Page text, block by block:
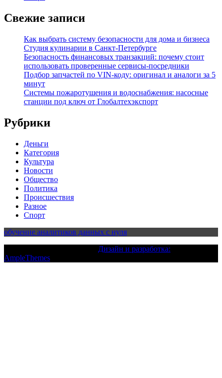
Свежие записи
Как выбрать систему безопасности для дома и бизнеса
Студия кулинарии в Санкт-Петербурге
Безопасность финансовых транзакций: почему стоит
использовать проверенные сервисы-посредники
Подбор запчастей по VIN-коду: оригинал и аналоги за 5
минут
Системы пожаротушения и водоснабжения: насосные
станции под ключ от Глобалтехэкспорт
Рубрики
Деньги
Категория
Культура
Новости
Общество
Политика
Происшествия
Разное
Спорт
обучение аналитиков данных с нуля
Дизайн и разработка:
AmpleThemes